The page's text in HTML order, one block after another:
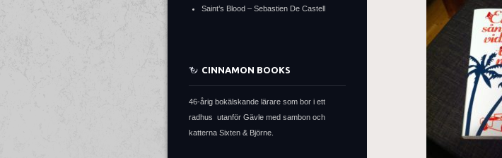
Saint’s Blood – Sebastien De Castell
CINNAMON BOOKS
46-årig bokälskande lärare som bor i ett
radhus utanför Gävle med sambon och
katterna Sixten & Björne.